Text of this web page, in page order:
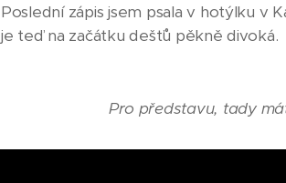
Poslední zápis jsem psala v hotýlku v
je teď na začátku dešťů pěkně divoká.
Pro představu, tady